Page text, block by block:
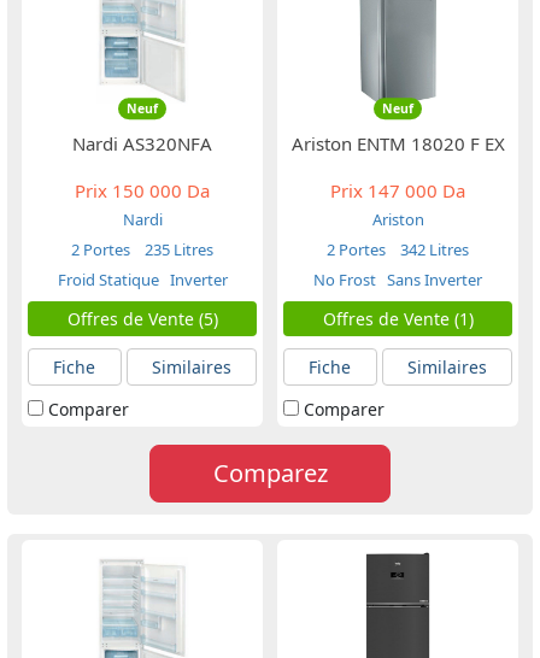
Neuf
Nardi AS320NFA
Prix 150 000 Da
Nardi
2 Portes
235 Litres
Froid Statique Inverter
Offres de Vente (5)
Fiche
Similaires
Comparer
Neuf
Ariston ENTM 18020 F EX
Prix 147 000 Da
Ariston
2 Portes
342 Litres
No Frost Sans Inverter
Offres de Vente (1)
Fiche
Similaires
Comparer
Comparez